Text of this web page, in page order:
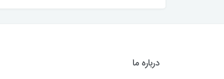
درباره ما